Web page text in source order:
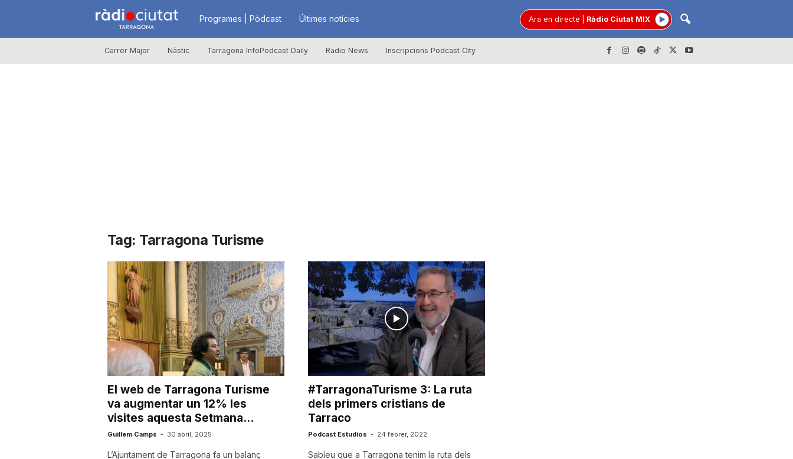
R
à
i
t
a
t
d
Programes | Pòdcast Últimes notícies Ara en directe Ràdio Ciutat MIX
Carrer Major Nàstic Tarragona InfoPodcast Daily Radio News Inscripcions Podcast City
Tag: Tarragona Turisme
El web de Tarragona Turisme
va augmentar un 12% les
visites aquesta Setmana...
Guillem Camps - 30 abril, 2025
L’Ajuntament de Tarragona fa un balanç
#TarragonaTurisme 3: La ruta
dels primers cristians de
Tarraco
Podcast Estudios - 24 febrer, 2022
Sabíeu que a Tarragona tenim la ruta dels